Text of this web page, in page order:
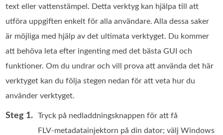
text eller vattenstämpel. Detta verktyg kan hjälpa till att
utföra uppgiften enkelt för alla användare. Alla dessa saker
är möjliga med hjälp av det ultimata verktyget. Du kommer
att behöva leta efter ingenting med det bästa GUI och
funktioner. Om du undrar och vill prova att använda det här
verktyget kan du följa stegen nedan för att veta hur du
använder verktyget.
Steg 1.
Tryck på nedladdningsknappen för att få
FLV‑metadatainjektorn på din dator; välj Windows